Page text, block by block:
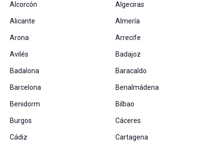
Alcorcón Algeciras
Alicante Almería
Arona Arrecife
Avilés Badajoz
Badalona Baracaldo
Barcelona Benalmádena
Benidorm Bilbao
Burgos Cáceres
Cádiz Cartagena